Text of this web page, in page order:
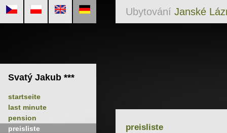
Ubytování Janské
Svatý Jakub ***
startseite
last minute
pension
preisliste
preisliste